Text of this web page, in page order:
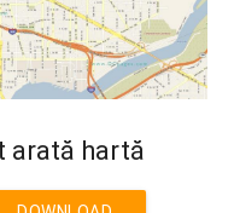
arată hartă